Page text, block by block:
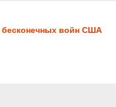
бесконечных войн США